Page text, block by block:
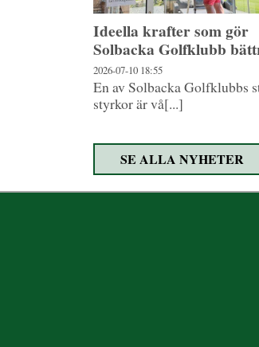
Ideella krafter som gör
Solbacka Golfklubb
2026-07-10 18:55
En av Solbacka Golfklubbs
styrkor är vå[...]
SE ALLA NYHETER